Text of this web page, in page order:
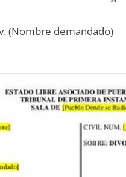
(Nombre demandado)